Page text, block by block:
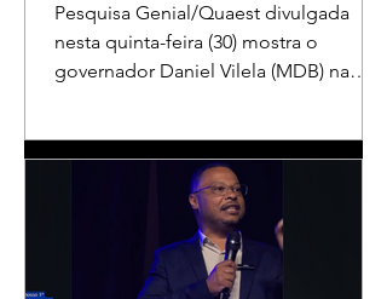
Pesquisa Genial/Quaest divulgada
nesta quinta-feira (30) mostra o
governador Daniel Vilela (MDB) na
para o primeiro turno quanto em uma
eventual disputa de segundo turno.
No cenário estimulado para o primeiro
turno, Daniel Vilela aparece com 37%
das intenções de voto, seguido pelo